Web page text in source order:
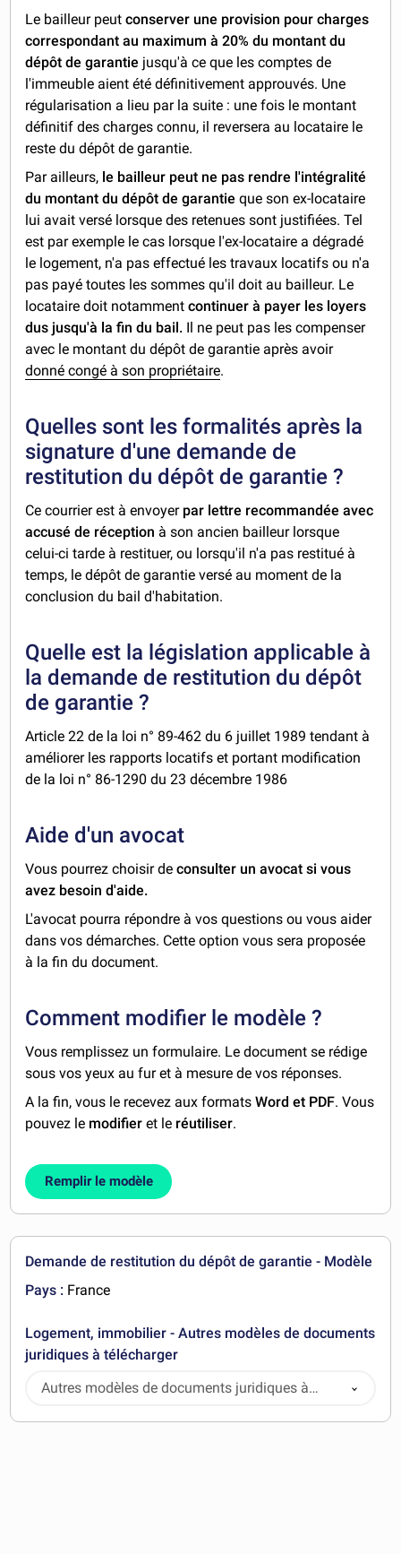
Le bailleur peutconserver une provision pour charges
correspondant au maximum à 20% du montant du
dépôt de garantie jusqu'à ce que les comptes de
l'immeuble aient été définitivement approuvés. Une
régularisation a lieu par la suite : une fois le montant
définitif des charges connu, il reversera au locataire le
reste du dépôt de garantie.
Par ailleurs, le bailleur peut ne pas rendre l'intégralité
du montant du dépôt de garantie que son ex-locataire
lui avait versé lorsque des retenues sont justifiées. Tel
est par exemple le cas lorsque l'ex-locataire a dégradé
le logement, n'a pas effectué les travaux locatifs ou n'a
pas payé toutes les sommes qu'il doit au bailleur. Le
locataire doit notammentcontinuer à payer les loyers
dus jusqu'à la fin du bail. Il ne peut pas les compenser
avec le montant du dépôt de garantie après avoir
donné congé à son propriétaire.
Quelles sont les formalités après la
signature d'une demande de
restitution du dépôt de garantie ?
Ce courrier est à envoyer par lettre recommandée avec
accusé de réception à son ancien bailleur lorsque
celui-ci tarde à restituer, ou lorsqu'il n'a pas restitué à
temps, le dépôt de garantie versé au moment de la
conclusion du bail d'habitation.
Quelle est la législation applicable à
la demande de restitution du dépôt
de garantie ?
Article 22 de la loi n° 89-462 du 6 juillet 1989 tendant à
améliorer les rapports locatifs et portant modification
de la loi n° 86-1290 du 23 décembre 1986
Aide d'un avocat
Vous pourrez choisir deconsulter un avocat si vous
avez besoin d'aide.
L'avocat pourra répondre à vos questions ou vous aider
dans vos démarches. Cette option vous sera proposée
à la fin du document.
Comment modifier le modèle ?
Vous remplissez un formulaire. Le document se rédige
sous vos yeux au fur et à mesure de vos réponses.
A la fin, vous le recevez aux formatsWord et PDF. Vous
pouvez le modifier et le réutiliser.
Remplir le modèle
Demande de restitution du dépôt de garantie - Modèle
Pays : France
Logement, immobilier - Autres modèles de documents
juridiques à télécharger
Autres modèles de documents juridiques à
télécharger